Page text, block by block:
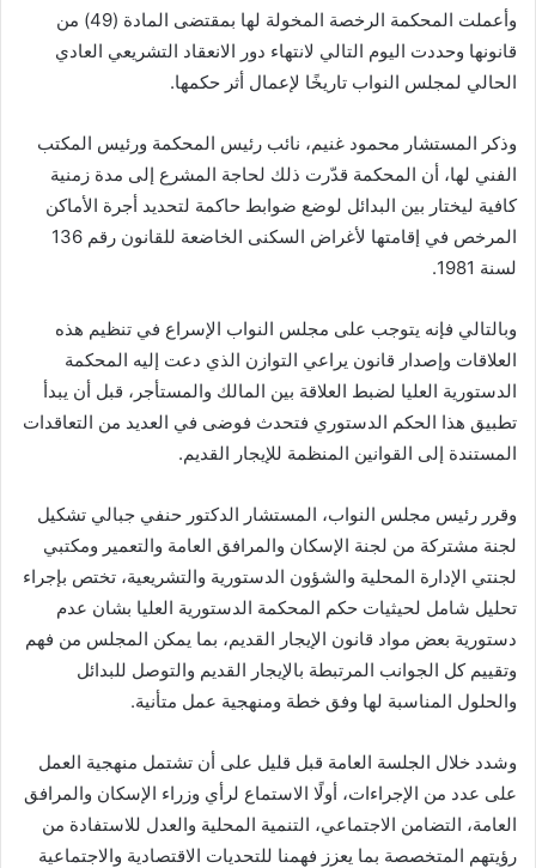
وأعملت المحكمة الرخصة المخولة لها بمقتضى المادة (49) من
قانونها وحددت اليوم التالي لانتهاء دور الانعقاد التشريعي العادي
الحالي لمجلس النواب تاريخًا لإعمال أثر حكمها.
وذكر المستشار محمود غنيم، نائب رئيس المحكمة ورئيس المكتب
الفني لها، أن المحكمة قدّرت ذلك لحاجة المشرع إلى مدة زمنية
كافية ليختار بين البدائل لوضع ضوابط حاكمة لتحديد أجرة الأماكن
المرخص في إقامتها لأغراض السكنى الخاضعة للقانون رقم 136
لسنة 1981.
وبالتالي فإنه يتوجب على مجلس النواب الإسراع في تنظيم هذه
العلاقات وإصدار قانون يراعي التوازن الذي دعت إليه المحكمة
الدستورية العليا لضبط العلاقة بين المالك والمستأجر، قبل أن يبدأ
تطبيق هذا الحكم الدستوري فتحدث فوضى في العديد من التعاقدات
المستندة إلى القوانين المنظمة للإيجار القديم.
وقرر رئيس مجلس النواب، المستشار الدكتور حنفي جبالي تشكيل
لجنة مشتركة من لجنة الإسكان والمرافق العامة والتعمير ومكتبي
لجنتي الإدارة المحلية والشؤون الدستورية والتشريعية، تختص بإجراء
تحليل شامل لحيثيات حكم المحكمة الدستورية العليا بشان عدم
دستورية بعض مواد قانون الإيجار القديم، بما يمكن المجلس من فهم
وتقييم كل الجوانب المرتبطة بالإيجار القديم والتوصل للبدائل
والحلول المناسبة لها وفق خطة ومنهجية عمل متأنية.
وشدد خلال الجلسة العامة قبل قليل على أن تشتمل منهجية العمل
على عدد من الإجراءات، أولًا الاستماع لرأي وزراء الإسكان والمرافق
العامة، التضامن الاجتماعي، التنمية المحلية والعدل للاستفادة من
رؤيتهم المتخصصة بما يعزز فهمنا للتحديات الاقتصادية والاجتماعية